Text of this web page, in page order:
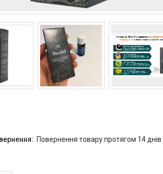
повернення товару протягом 14 днів